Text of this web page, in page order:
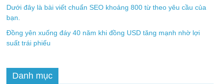
Dưới đây là bài viết chuẩn SEO khoảng 800 từ theo yêu cầu của
bạn.
Đồng yên xuống đáy 40 năm khi đồng USD tăng mạnh nhờ lợi
suất trái phiếu
Danh mục